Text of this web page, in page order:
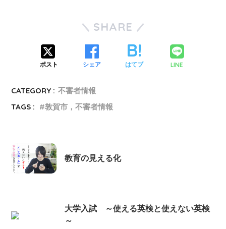
SHARE
ポスト シェア はてブ LINE
CATEGORY : 不審者情報
TAGS :
敦賀市，不審者情報
教育の見える化
大学入試 ～使える英検と使えない英検
～